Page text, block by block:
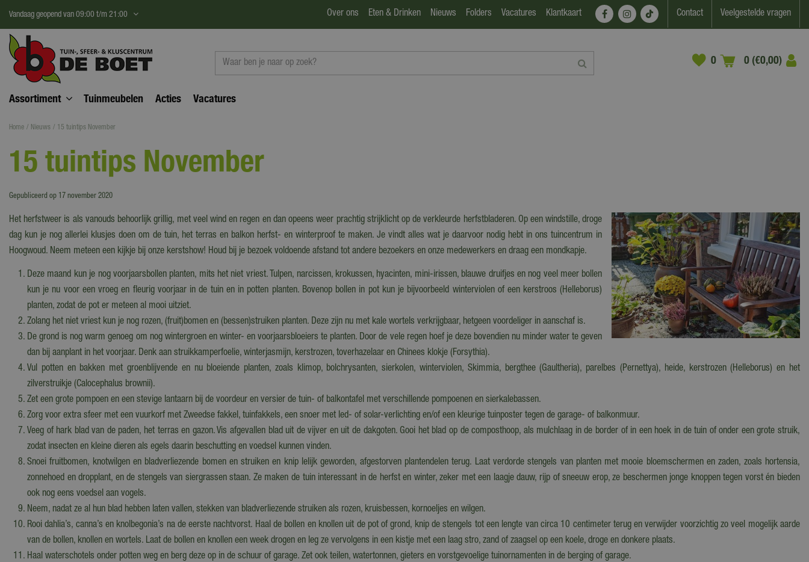
content
Home Nieuws 15 tuintips November
Vandaag geopend van 09:00 t/m 21:00 Over ons Eten & Drinken Nieuws Folders Vacatures Klantkaart Contact Veelgestelde vragen
0 (€0,00)
Assortiment Tuinmeubelen Acties Vacatures
15 tuintips November
Gepubliceerd op 17 november 2020
Het herfstweer is als vanouds behoorlijk grillig, met veel wind en regen en dan opeens weer prachtig strijklicht op de verkleurde herfstbladeren. Op een windstille, droge
dag kun je nog allerlei klusjes doen om de tuin, het terras en balkon herfst- en winterproof te maken. Je vindt alles wat je daarvoor nodig hebt in ons tuincentrum in
Hoogwoud. Neem meteen een kijkje bij onze kerstshow! Houd bij je bezoek voldoende afstand tot andere bezoekers en onze medewerkers en draag een mondkapje.
Deze maand kun je nog voorjaarsbollen planten, mits het niet vriest. Tulpen, narcissen, krokussen, hyacinten, mini-irissen, blauwe druifjes en nog veel meer bollen
kun je nu voor een vroeg en fleurig voorjaar in de tuin en in potten planten. Bovenop bollen in pot kun je bijvoorbeeld winterviolen of een kerstroos (Helleborus)
planten, zodat de pot er meteen al mooi uitziet.
Zolang het niet vriest kun je nog rozen, (fruit)bomen en (bessen)struiken planten. Deze zijn nu met kale wortels verkrijgbaar, hetgeen voordeliger in aanschaf is.
De grond is nog warm genoeg om nog wintergroen en winter- en voorjaarsbloeiers te planten. Door de vele regen hoef je deze bovendien nu minder water te geven
dan bij aanplant in het voorjaar. Denk aan struikkamperfoelie, winterjasmijn, kerstrozen, toverhazelaar en Chinees klokje (Forsythia).
Vul potten en bakken met groenblijvende en nu bloeiende planten, zoals klimop, bolchrysanten, sierkolen, winterviolen, Skimmia, bergthee (Gaultheria), parelbes (Pernettya), heide, kerstrozen (Helleborus) en het
zilverstruikje (Calocephalus brownii).
Zet een grote pompoen en een stevige lantaarn bij de voordeur en versier de tuin- of balkontafel met verschillende pompoenen en sierkalebassen.
Zorg voor extra sfeer met een vuurkorf met Zweedse fakkel, tuinfakkels, een snoer met led- of solar-verlichting en/of een kleurige tuinposter tegen de garage- of balkonmuur.
Veeg of hark blad van de paden, het terras en gazon. Vis afgevallen blad uit de vijver en uit de dakgoten. Gooi het blad op de composthoop, als mulchlaag in de border of in een hoek in de tuin of onder een grote struik,
zodat insecten en kleine dieren als egels daarin beschutting en voedsel kunnen vinden.
Snoei fruitbomen, knotwilgen en bladverliezende bomen en struiken en knip lelijk geworden, afgestorven plantendelen terug. Laat verdorde stengels van planten met mooie bloemschermen en zaden, zoals hortensia,
zonnehoed en dropplant, en de stengels van siergrassen staan. Ze maken de tuin interessant in de herfst en winter, zeker met een laagje dauw, rijp of sneeuw erop, ze beschermen jonge knoppen tegen vorst én bieden
ook nog eens voedsel aan vogels.
Neem, nadat ze al hun blad hebben laten vallen, stekken van bladverliezende struiken als rozen, kruisbessen, kornoeljes en wilgen.
Rooi dahlia’s, canna’s en knolbegonia’s na de eerste nachtvorst. Haal de bollen en knollen uit de pot of grond, knip de stengels tot een lengte van circa 10 centimeter terug en verwijder voorzichtig zo veel mogelijk aarde
van de bollen, knollen en wortels. Laat de bollen en knollen een week drogen en leg ze vervolgens in een kistje met een laag stro, zand of zaagsel op een koele, droge en donkere plaats.
Haal waterschotels onder potten weg en berg deze op in de schuur of garage. Zet ook teilen, watertonnen, gieters en vorstgevoelige tuinornamenten in de berging of garage.